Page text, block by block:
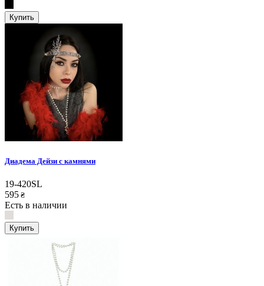
Купить
Диадема Дейзи с камнями
19-420SL
595 ₴
Есть в наличии
Купить